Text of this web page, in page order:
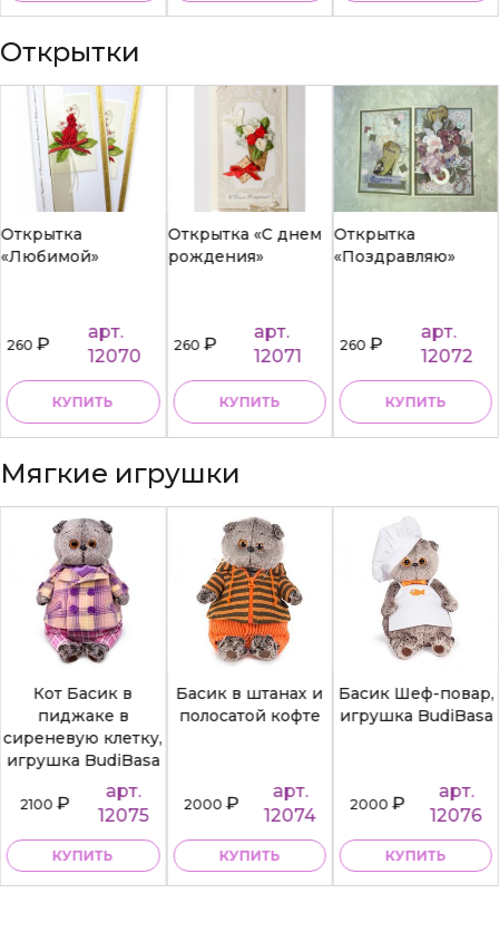
Открытки
Открытка
«Любимой»
260₽
арт.
12070
КУПИТЬ
Открытка «С днем
рождения»
260₽
арт.
12071
КУПИТЬ
Открытка
«Поздравляю»
260₽
арт.
12072
КУПИТЬ
Мягкие игрушки
Кот Басик в
пиджаке в
сиреневую клетку,
игрушка BudiBasa
2100₽
арт.
12075
КУПИТЬ
Басик в штанах и
полосатой кофте
2000₽
арт.
12074
КУПИТЬ
Басик Шеф-повар,
игрушка BudiBasa
2000₽
арт.
12076
КУПИТЬ